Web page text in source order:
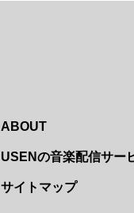
ABOUT
USENの音楽配信サー
サイトマップ